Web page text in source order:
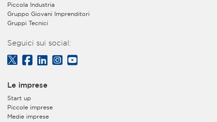
Piccola Industria
Gruppo Giovani Imprenditori
Gruppi Tecnici
Seguici sui social:
Le imprese
Start up
Piccole imprese
Medie imprese